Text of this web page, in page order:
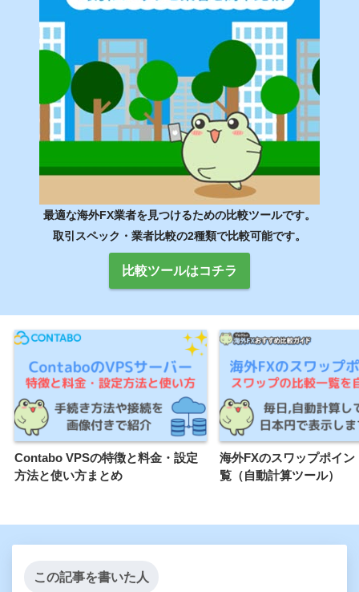
最適な海外FX業者を見つけるための比較ツールです。
取引スペック・業者比較の2種類で比較可能です。
比較ツールはコチラ
Contabo VPSの特徴と料金・設定
方法と使い方まとめ
海外FXのスワップポイン
覧（自動計算ツール）
この記事を書いた人